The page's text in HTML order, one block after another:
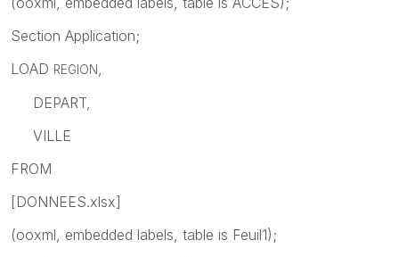
Section Application;
LOAD REGION
DEPART,
VILLE
FROM
[DONNEES.xlsx]
(ooxml, embedded labels, table is Feuil1);